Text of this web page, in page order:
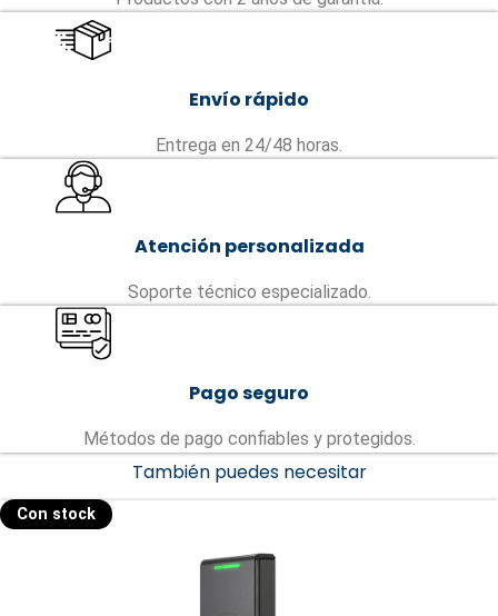
Envío rápido
Entrega en 24/48 horas.
Atención personalizada
Soporte técnico especializado.
Pago seguro
Métodos de pago confiables y protegidos.
También puedes necesitar
Con stock